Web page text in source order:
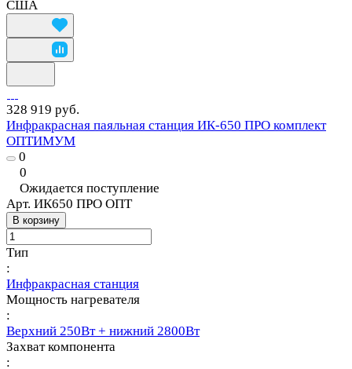
США
328 919 руб.
Инфракрасная паяльная станция ИК-650 ПРО комплект
ОПТИМУМ
0
0
Ожидается поступление
Арт. ИК650 ПРО ОПТ
В корзину
Тип
:
Инфракрасная станция
Мощность нагревателя
:
Верхний 250Вт + нижний 2800Вт
Захват компонента
: